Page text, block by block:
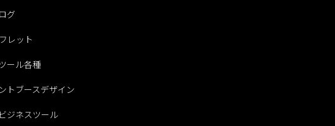
グ
レット
ール各種
トブースデザイン
ジネスツール